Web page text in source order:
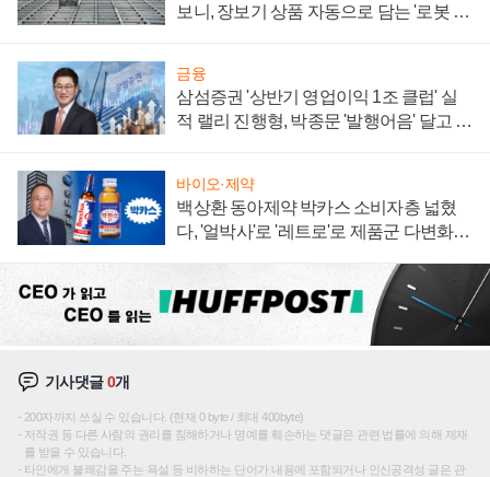
보니, 장보기 상품 자동으로 담는 '로봇 40
금융
삼섬증권 '상반기 영업이익 1조 클럽' 실
적 랠리 진행형, 박종문 '발행어음' 달고 연
바이오·제약
백상환 동아제약 박카스 소비자층 넓혔
다, '얼박사'로 '레트로'로 제품군 다변화
기사댓글0개
200자까지 쓰실 수 있습니다. (현재 0 byte / 최대 400byte)
저작권 등 다른 사람의 권리를 침해하거나 명예를 훼손하는 댓글은 관련 법률에 의해 제재
를 받을 수 있습니다.
타인에게 불쾌감을 주는 욕설 등 비하하는 단어가 내용에 포함되거나 인신공격성 글은 관